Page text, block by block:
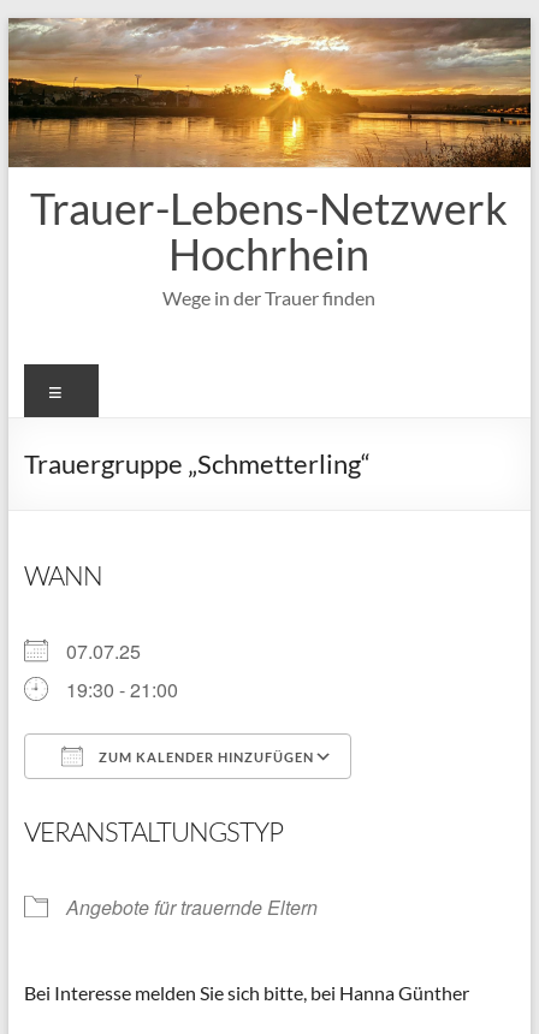
Zum
Inhalt
springen
Trauer-Lebens-Netzwerk
Hochrhein
Wege in der Trauer finden
Trauergruppe „Schmetterling“
WANN
07.07.25
19:30 - 21:00
ZUM KALENDER HINZUFÜGEN
VERANSTALTUNGSTYP
Angebote für trauernde Eltern
Bei Interesse melden Sie sich bitte, bei Hanna Günther